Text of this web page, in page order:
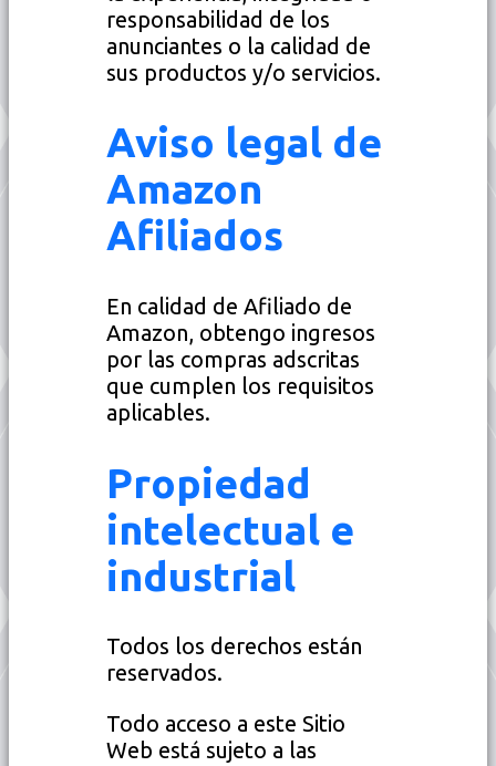
responsabilidad de los
anunciantes o la calidad de
sus productos y/o servicios.
Aviso legal de
Amazon
Afiliados
En calidad de Afiliado de
Amazon, obtengo ingresos
por las compras adscritas
que cumplen los requisitos
aplicables.
Propiedad
intelectual e
industrial
Todos los derechos están
reservados.
Todo acceso a este Sitio
Web está sujeto a las